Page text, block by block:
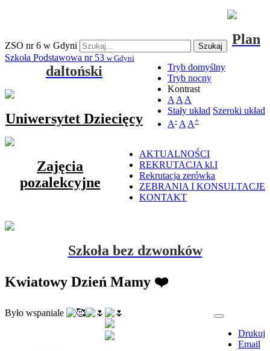
ZSO nr 6 w Gdyni Szukaj
Tryb domyślny
Tryb nocny
Kontrast
A A A
Stały układ Szeroki układ
A- A A+
Szkoła Podstawowa nr 53 w Gdyni
AKTUALNOŚCI
REKRUTACJA kl.I
Rekrutacja zerówka
ZEBRANIA I KONSULTACJE
KONTAKT
Plan
daltoński
Uniwersytet Dziecięcy
Zajęcia
pozalekcyjne
Szkoła bez dzwonków
Kwiatowy Dzień Mamy ❤️
Drukuj
Email
Było wspaniale